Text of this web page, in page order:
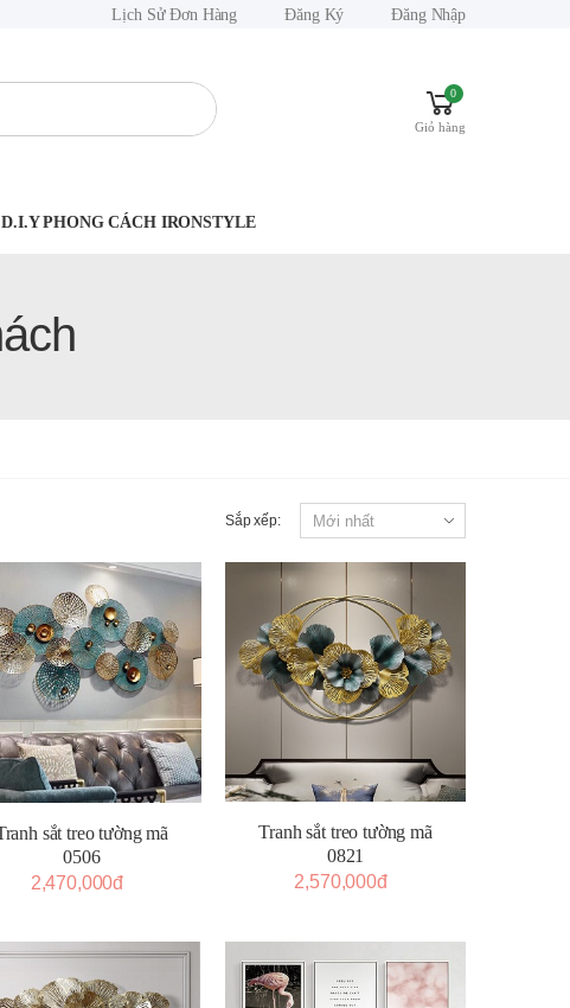
Lịch Sử Đơn Hàng Đăng Ký Đăng Nhập
0
Giỏ hàng
D.I.Y PHONG CÁCH IRONSTYLE
Sắp xếp:
sắt treo tường mã
0506
2,470,000đ
Tranh sắt treo tường mã
0821
2,570,000đ